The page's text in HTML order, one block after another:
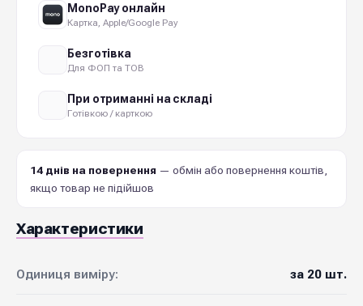
MonoPay онлайн
Картка, Apple/Google Pay
Безготівка
Для ФОП та ТОВ
При отриманні на складі
Готівкою / карткою
14 днів на повернення — обмін або повернення коштів,
якщо товар не підійшов
Характеристики
Одиниця виміру: за 20 шт.